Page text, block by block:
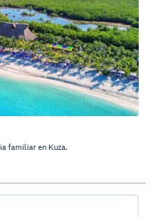
familiar en Kuza.